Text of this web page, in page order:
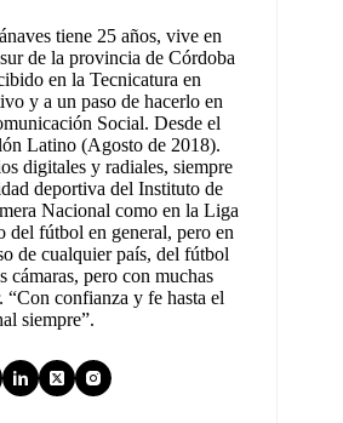
tiene 25 años, vive en
de la provincia de Córdoba
en la Tecnicatura en
y a un paso de hacerlo en
Social. Desde el
Latino (Agosto de 2018).
digitales y radiales, siempre
deportiva del Instituto de
Nacional como en la Liga
del fútbol en general, pero en
de cualquier país, del fútbol
cámaras, pero con muchas
“Con confianza y fe hasta el
siempre”.